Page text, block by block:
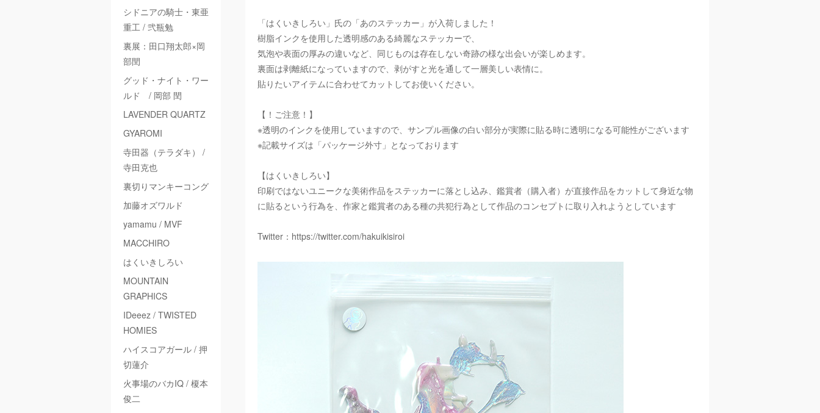
シドニアの騎士・東亜
重工 / 弐瓶勉
裏展：田口翔太郎×岡
部閏
グッド・ナイト・ワー
ルド / 岡部 閏
LAVENDER QUARTZ
GYAROMI
寺田器（テラダキ） /
寺田克也
裏切りマンキーコング
加藤オズワルド
yamamu / MVF
MACCHIRO
はくいきしろい
MOUNTAIN
GRAPHICS
IDeeez / TWISTED
HOMIES
ハイスコアガール / 押
切蓮介
火事場のバカIQ / 榎本
俊二
「はくいきしろい」氏の「あのステッカー」が入荷しました！
樹脂インクを使用した透明感のある綺麗なステッカーで、
気泡や表面の厚みの違いなど、同じものは存在しない奇跡の様な出会いが楽しめます。
裏面は剥離紙になっていますので、剥がすと光を通して一層美しい表情に。
貼りたいアイテムに合わせてカットしてお使いください。
【！ご注意！】
※透明のインクを使用していますので、サンプル画像の白い部分が実際に貼る時に透明になる可能性がございます
※記載サイズは「パッケージ外寸」となっております
【はくいきしろい】
印刷ではないユニークな美術作品をステッカーに落とし込み、鑑賞者（購入者）が直接作品をカットして身近な物
に貼るという行為を、作家と鑑賞者のある種の共犯行為として作品のコンセプトに取り入れようとしています
Twitter： https://twitter.com/hakuikisiroi